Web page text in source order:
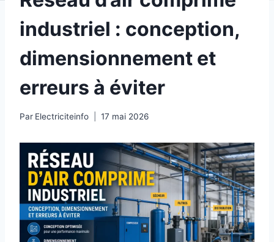
industriel : conception,
dimensionnement et
erreurs à éviter
Par Electriciteinfo 17 mai 2026